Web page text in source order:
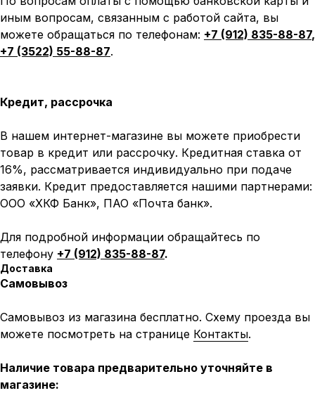
иным вопросам, связанным с работой сайта, вы
можете обращаться по телефонам: +7 (912) 835-88-87,
+7 (3522) 55-88-87.
Кредит, рассрочка
В нашем интернет-магазине вы можете приобрести
товар в кредит или рассрочку. Кредитная ставка от
16%, рассматривается индивидуально при подаче
заявки. Кредит предоставляется нашими партнерами:
ООО «ХКФ Банк», ПАО «Почта банк».
Для подробной информации обращайтесь по
телефону +7 (912) 835-88-87.
Доставка
Самовывоз
Самовывоз из магазина бесплатно. Схему проезда вы
можете посмотреть на странице Контакты.
Наличие товара предварительно уточняйте в
магазине: